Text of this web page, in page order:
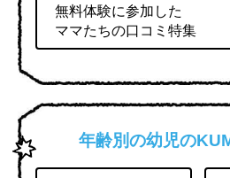
無料体験に参加した
ママたちの口コミ特集
年齢別の幼児の